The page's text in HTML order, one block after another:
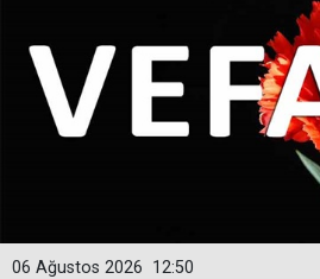
12:50
06 Ağustos 2026